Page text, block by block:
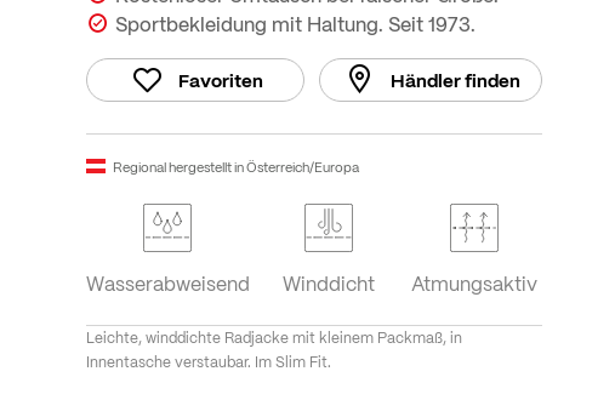
Sportbekleidung mit Haltung. Seit 1973.
Favoriten Händler finden
Regional hergestellt in Österreich/Europa
Wasserabweisend Winddicht Atmungsaktiv
Leichte, winddichte Radjacke mit kleinem Packmaß, in
Innentasche verstaubar. Im Slim Fit.